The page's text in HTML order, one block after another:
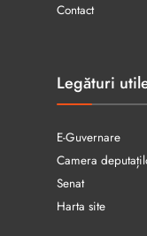
Contact
Legături
E-Guvernare
Camera
Senat
Harta site